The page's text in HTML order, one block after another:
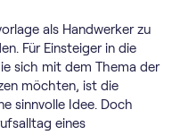
als Handwerker zu
Für Einsteiger in die
sich mit dem Thema der
möchten, ist die
sinnvolle Idee. Doch
eines